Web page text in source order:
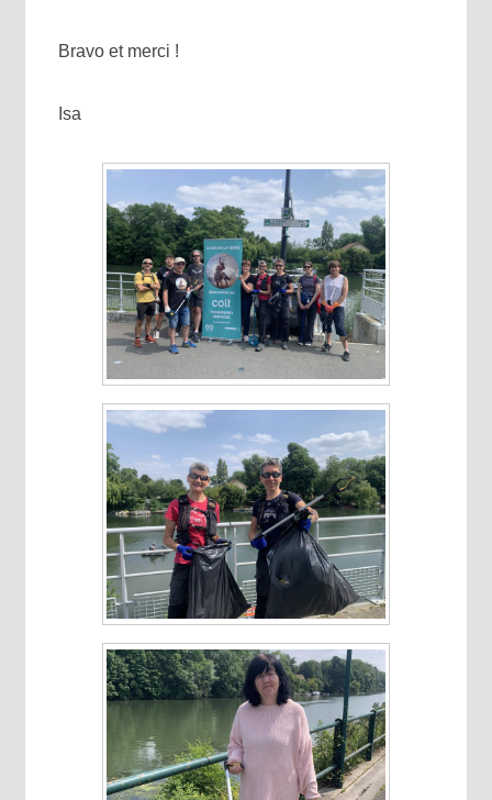
Bravo et merci !
Isa